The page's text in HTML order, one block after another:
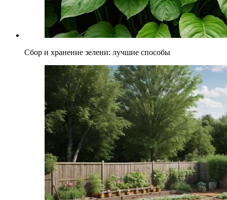
Сбор и хранение зелени: лучшие способы